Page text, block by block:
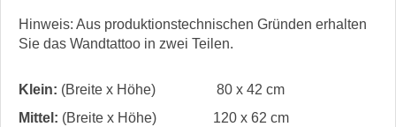
Hinweis: Aus produktionstechnischen Gründen erhalten
Sie das Wandtattoo in zwei Teilen.
Klein: (Breite x Höhe)
80 x 42 cm
Mittel: (Breite x Höhe)
120 x 62 cm